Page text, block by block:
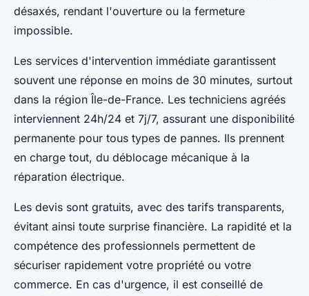
désaxés, rendant l'ouverture ou la fermeture
impossible.
Les services d'intervention immédiate garantissent
souvent une réponse en moins de 30 minutes, surtout
dans la région Île-de-France. Les techniciens agréés
interviennent 24h/24 et 7j/7, assurant une disponibilité
permanente pour tous types de pannes. Ils prennent
en charge tout, du déblocage mécanique à la
réparation électrique.
Les devis sont gratuits, avec des tarifs transparents,
évitant ainsi toute surprise financière. La rapidité et la
compétence des professionnels permettent de
sécuriser rapidement votre propriété ou votre
commerce. En cas d'urgence, il est conseillé de